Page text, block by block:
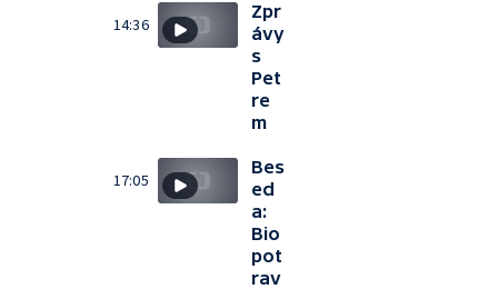
14:36
Zpr
ávy
s
Pet
re
m
17:05
Bes
ed
a:
Bio
pot
rav